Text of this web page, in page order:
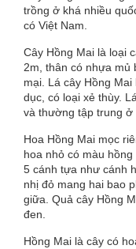
trồng ở khá nhiều
có Việt Nam.
Cây Hồng Mai là loại
2m, thân có nhựa mủ
mại. Lá cây Hồng
dục, có loại xẻ thùy.
và thường tập trung ở
Hoa Hồng Mai mọc
hoa nhỏ có màu
5 cánh tựa như cánh
nhị đỏ mang hai bao
giữa. Quả cây Hồng
đen.
Hồng Mai là cây có